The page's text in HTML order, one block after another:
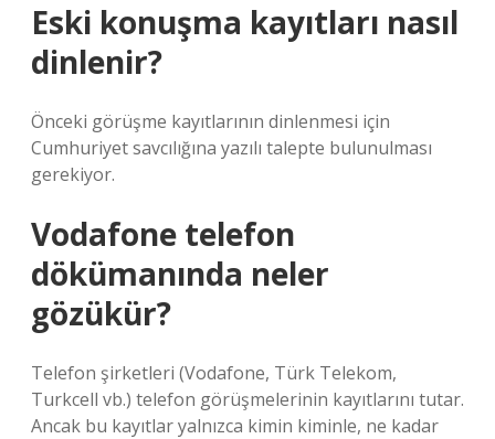
Eski konuşma kayıtları nasıl
dinlenir?
Önceki görüşme kayıtlarının dinlenmesi için
Cumhuriyet savcılığına yazılı talepte bulunulması
gerekiyor.
Vodafone telefon
dökümanında neler
gözükür?
Telefon şirketleri (Vodafone, Türk Telekom,
Turkcell vb.) telefon görüşmelerinin kayıtlarını tutar.
Ancak bu kayıtlar yalnızca kimin kiminle, ne kadar